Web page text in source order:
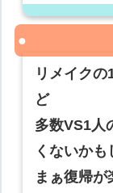
リメイク
ど
多数VS1人
くないか
まぁ復帰